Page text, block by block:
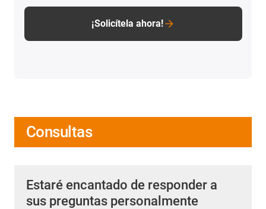
¡Solicítela ahora!
Consultas
Estaré encantado de responder a
sus preguntas personalmente